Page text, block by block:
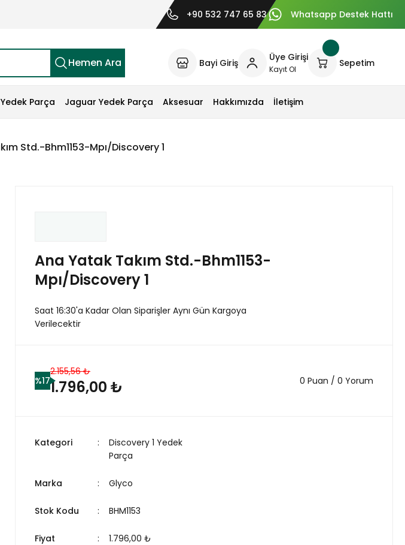
+90 532 747 65 83 Whatsapp Destek Hattı
Hemen Ara Bayi Giriş Üye Girişi
Kayıt Ol
Sepetim
Parça Jaguar Yedek Parça Aksesuar Hakkımızda İletişim
Std.-Bhm1153-Mpı/Discovery 1
Ana Yatak Takım Std.-Bhm1153-
Mpı/Discovery 1
Saat 16:30'a Kadar Olan Siparişler Aynı Gün Kargoya
Verilecektir
%17
2.155,56 ₺
1.796,00 ₺ 0 Puan / 0 Yorum
Kategori
Discovery 1 Yedek
Parça
Marka Glyco
Stok Kodu BHM1153
Fiyat 1.796,00 ₺